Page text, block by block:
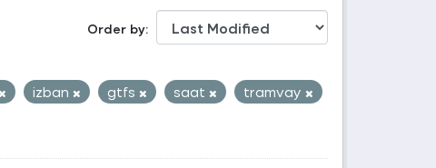
Order by
izban gtfs saat
tramvay